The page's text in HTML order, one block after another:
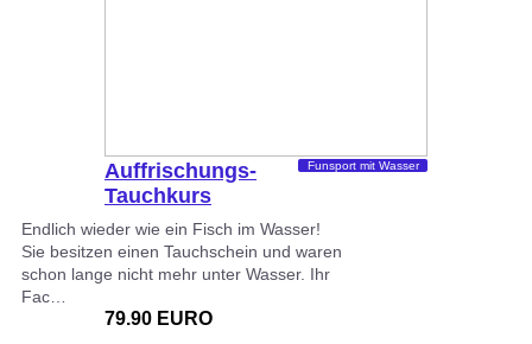
Auffrischungs-
Tauchkurs
Funsport mit Wasser
Endlich wieder wie ein Fisch im Wasser!
Sie besitzen einen Tauchschein und waren
schon lange nicht mehr unter Wasser. Ihr
Fac…
79.90 EURO